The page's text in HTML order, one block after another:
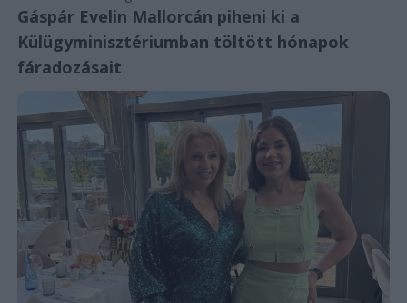
Gáspár Evelin Mallorcán piheni ki a
Külügyminisztériumban töltött hónapok
fáradozásait